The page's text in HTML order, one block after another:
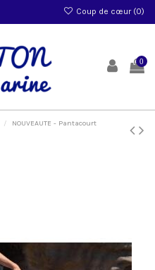
Coup de cœur (0)
0
NOUVEAUTE - Pantacourt